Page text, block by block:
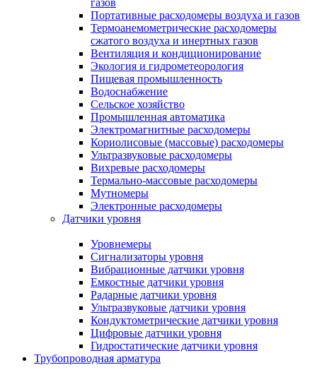
газов
Портативные расходомеры воздуха и газов
Термоанемометрические расходомеры
сжатого воздуха и инертных газов
Вентиляция и кондиционирование
Экология и гидрометеорология
Пищевая промышленность
Водоснабжение
Сельское хозяйство
Промышленная автоматика
Электромагнитные расходомеры
Кориолисовые (массовые) расходомеры
Ультразвуковые расходомеры
Вихревые расходомеры
Термально-массовые расходомеры
Мутномеры
Электронные расходомеры
Датчики уровня
Уровнемеры
Сигнализаторы уровня
Вибрационные датчики уровня
Емкостные датчики уровня
Радарные датчики уровня
Ультразвуковые датчики уровня
Кондуктометрические датчики уровня
Цифровые датчики уровня
Гидростатические датчики уровня
Трубопроводная арматура